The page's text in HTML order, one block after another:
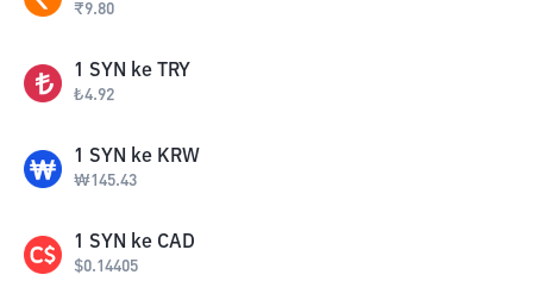
₹9.80
1 SYN ke TRY
₺4.92
1 SYN ke KRW
₩145.43
1 SYN ke CAD
$0.14405